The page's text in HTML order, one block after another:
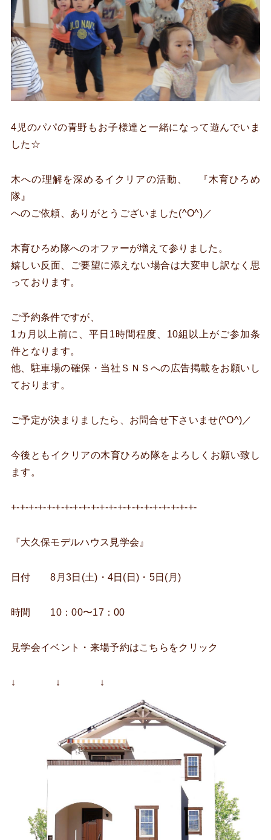
4児のパパの青野もお子様達と一緒になって遊んでいま
した☆
木への理解を深めるイクリアの活動、 『木育ひろめ
隊』
へのご依頼、ありがとうございました(^O^)／
木育ひろめ隊へのオファーが増えて参りました。
嬉しい反面、ご要望に添えない場合は大変申し訳なく思
っております。
ご予約条件ですが、
1カ月以上前に、平日1時間程度、10組以上がご参加条
件となります。
他、駐車場の確保・当社ＳＮＳへの広告掲載をお願いし
ております。
ご予定が決まりましたら、お問合せ下さいませ(^O^)／
今後ともイクリアの木育ひろめ隊をよろしくお願い致し
ます。
+-+-+-+-+-+-+-+-+-+-+-+-+-+-+-+-+-+-+-+-+-
『大久保モデルハウス見学会』
日付 8月3日(土)・4日(日)・5日(月)
時間 10：00〜17：00
見学会イベント・来場予約はこちらをクリック
↓ ↓ ↓